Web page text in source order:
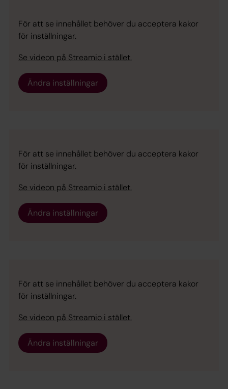
För att se innehållet behöver du acceptera kakor
för inställningar.
Se videon på Streamio i stället.
Ändra inställningar
För att se innehållet behöver du acceptera kakor
för inställningar.
Se videon på Streamio i stället.
Ändra inställningar
För att se innehållet behöver du acceptera kakor
för inställningar.
Se videon på Streamio i stället.
Ändra inställningar